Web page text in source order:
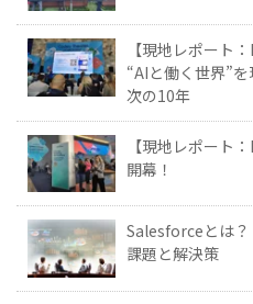
【現地レポート
“AIと働く世界”
次の10年
【現地レポート
開幕！
Salesforceとは？
課題と解決策